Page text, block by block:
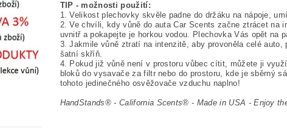
TIP - možnosti použití:
1. Velikost plechovky skvěle padne do držáku na nápoje,
2. Ve chvíli, kdy vůně do auta Car Scents začne ztrácet
uvnitř a pokapejte je horkou vodou. Plechovka Vás opět na
3. Jakmile vůně ztratí na intenzitě, aby provoněla celé
šatní skříň.
4. Pokud již vůně není v prostoru vůbec cítit, můžete ji
bloků do vysavače za filtr nebo do prostoru, kde je sběrný
tohoto jedinečného osvěžovače vzduchu naplno!
HandStands® - California Scents® - Made in USA - Enjoy